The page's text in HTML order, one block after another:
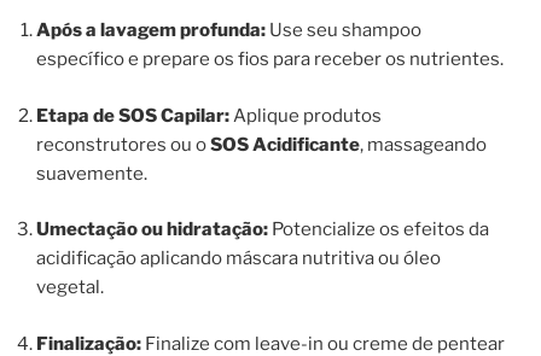
Após a lavagem profunda: Use seu shampoo
específico e prepare os fios para receber os nutrientes.
Etapa de SOS Capilar:Aplique produtos
reconstrutores ou oSOS Acidificante, massageando
suavemente.
Umectação ou hidratação: Potencialize os efeitos da
acidificação aplicando máscara nutritiva ou óleo
vegetal.
Finalização: Finalize com leave-in ou creme de pentear